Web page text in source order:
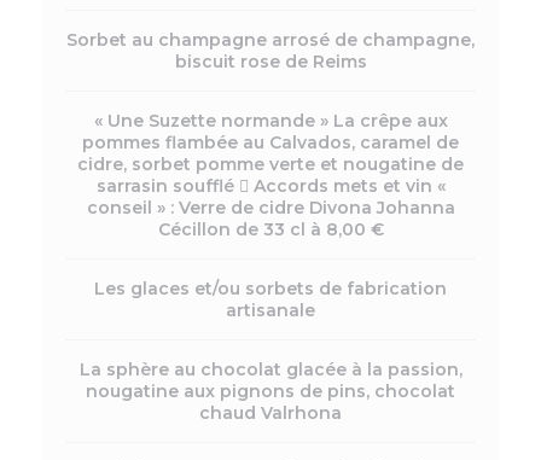
Sorbet au champagne arrosé de champagne,
biscuit rose de Reims
« Une Suzette normande » La crêpe aux
pommes flambée au Calvados, caramel de
cidre, sorbet pomme verte et nougatine de
sarrasin soufflé  Accords mets et vin «
conseil » : Verre de cidre Divona Johanna
Cécillon de 33 cl à 8,00 €
Les glaces et/ou sorbets de fabrication
artisanale
La sphère au chocolat glacée à la passion,
nougatine aux pignons de pins, chocolat
chaud Valrhona